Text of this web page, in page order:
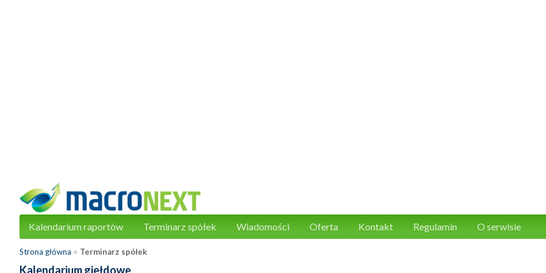
Kalendarium raportów Terminarz spółek Wiadomości Oferta Kontakt Regulamin O serwisie
Strona główna » Terminarz spółek
Kalendarium giełdowe